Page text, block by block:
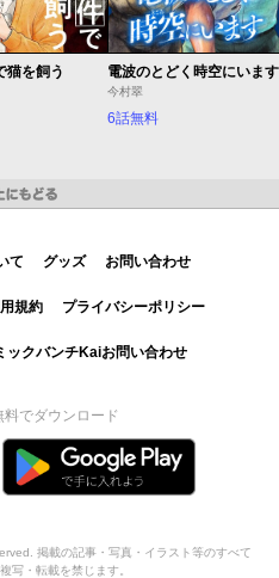
猫を飼う 電波のとどく時空にいます
今村翠
6話無料
て グッズ お問い合わせ
規約 プライバシーポリシー
ックバンチKaiお問い合わせ
でダウンロード
掲載の記事・写真・イラスト等のすべて
写・転載を禁じます。